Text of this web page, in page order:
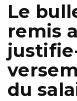
Le
remis
du